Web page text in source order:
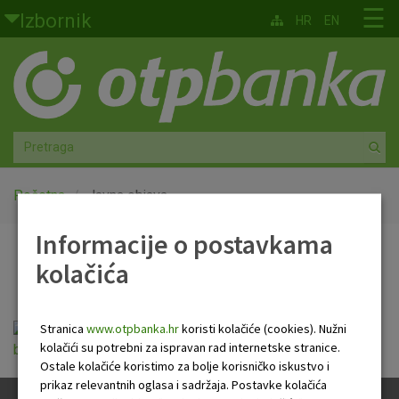
Skoči na glavni sadržaj
Izbornik
Građani
Privatno bankarstvo
Agro
Mala poduzeća i obrtnici
Srednja i velika poduzeća
Globalna tržišta
Faktoring
O nama
☰
HR EN
Početna Javna objava
Javna objava
Javna objava_OTP
banka_30092019_FINAL.pdf
Informacije o postavkama
kolačića
Stranica www.otpbanka.hrkoristi kolačiće (cookies). Nužni
kolačići su potrebni za ispravan rad internetske stranice.
Ostale kolačiće koristimo za bolje korisničko iskustvo i
prikaz relevantnih oglasa i sadržaja. Postavke kolačića